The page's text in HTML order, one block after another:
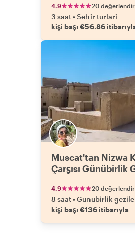
4.9 20
3 saat•Sehir turlari
kişi başı €56.86
Muscat'tan Nizwa
Çarşısı Günübirlik
4.9 20
8 saat•Gunubirlik
kişi başı €136 itibarıyla